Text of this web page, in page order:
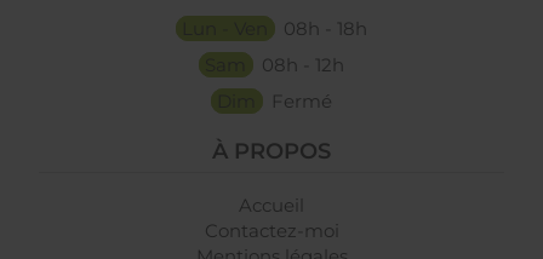
08h - 18h
08h - 12h
Fermé
À PROPOS
Accueil
Contactez-moi